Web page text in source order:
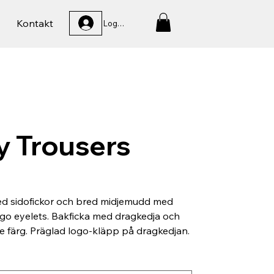
Kontakt Logga In
Trousers
sidofickor och bred midjemudd med
eyelets. Bakficka med dragkedja och
färg. Präglad logo-kläpp på dragkedjan.